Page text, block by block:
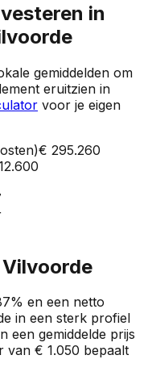
in
gemiddelden om
eruitzien in
voor je eigen
€ 295.260
Vilvoorde
en een netto
in een sterk profiel
een gemiddelde prijs
van € 1.050 bepaalt